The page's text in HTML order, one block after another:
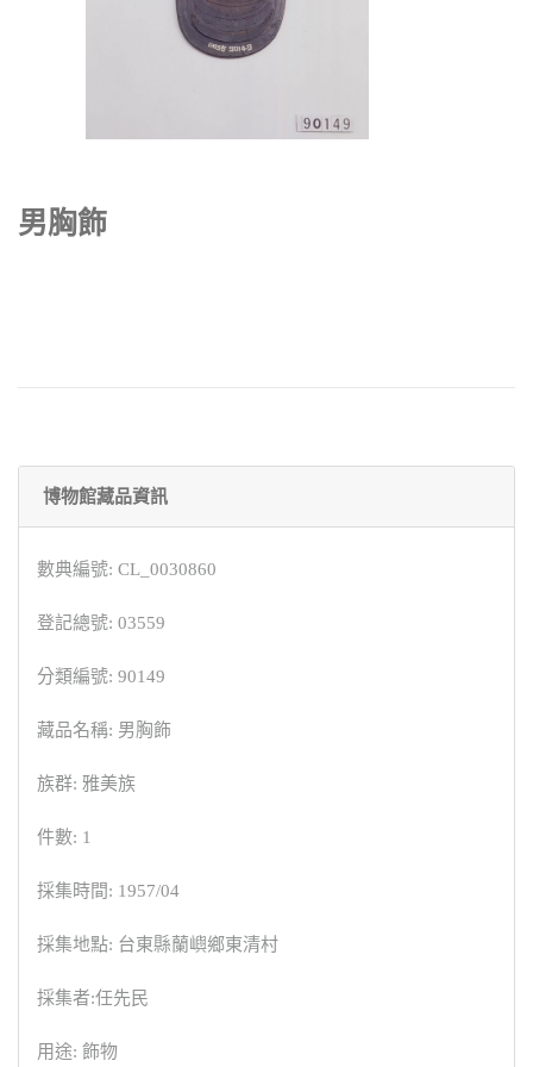
男胸飾
博物館藏品資訊
數典編號: CL_0030860
登記總號: 03559
分類編號: 90149
藏品名稱: 男胸飾
族群: 雅美族
件數: 1
採集時間: 1957/04
採集地點: 台東縣蘭嶼鄉東清村
採集者:任先民
用途: 飾物